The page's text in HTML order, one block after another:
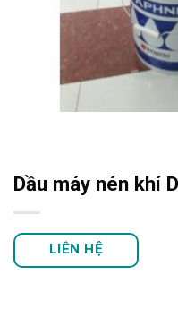
Dầu máy nén khí
LIÊN HỆ